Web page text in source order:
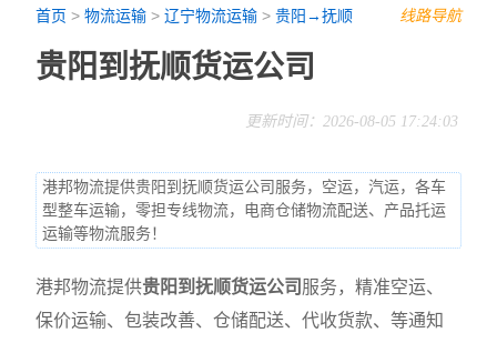
线路导航
首页 >物流运输 >辽宁物流运输 >贵阳→抚顺
贵阳到抚顺货运公司
更新时间：2026-08-05 17:24:03
港邦物流提供贵阳到抚顺货运公司服务，空运，汽运，各车
型整车运输，零担专线物流，电商仓储物流配送、产品托运
运输等物流服务！
港邦物流提供贵阳到抚顺货运公司 服务，精准空运、
保价运输、包装改善、仓储配送、代收货款、等通知